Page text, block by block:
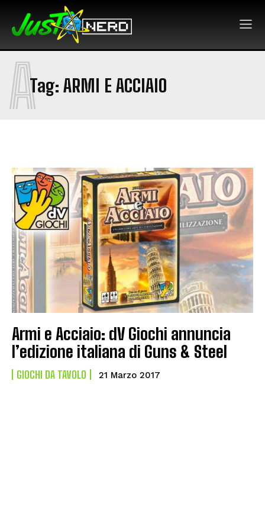
Tag: ARMI E ACCIAIO
A
Armi e Acciaio: dV Giochi annuncia
l’edizione italiana di Guns & Steel
GIOCHI DA TAVOLO 21 Marzo 2017